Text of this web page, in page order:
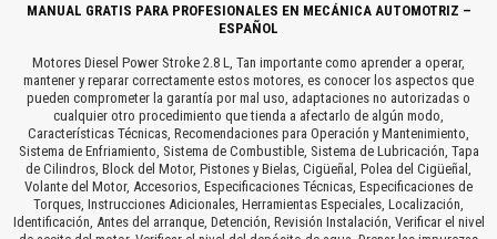
MANUAL GRATIS PARA PROFESIONALES EN MECÁNICA AUTOMOTRIZ –
ESPAÑOL
Motores Diesel Power Stroke 2.8 L, Tan importante como aprender a operar,
mantener y reparar correctamente estos motores, es conocer los aspectos que
pueden comprometer la garantía por mal uso, adaptaciones no autorizadas o
cualquier otro procedimiento que tienda a afectarlo de algún modo,
Características Técnicas, Recomendaciones para Operación y Mantenimiento,
Sistema de Enfriamiento, Sistema de Combustible, Sistema de Lubricación, Tapa
de Cilindros, Block del Motor, Pistones y Bielas, Cigüeñal, Polea del Cigüeñal,
Volante del Motor, Accesorios, Especificaciones Técnicas, Especificaciones de
Torques, Instrucciones Adicionales, Herramientas Especiales, Localización,
Identificación, Antes del arranque, Detención, Revisión Instalación, Verificar el nivel